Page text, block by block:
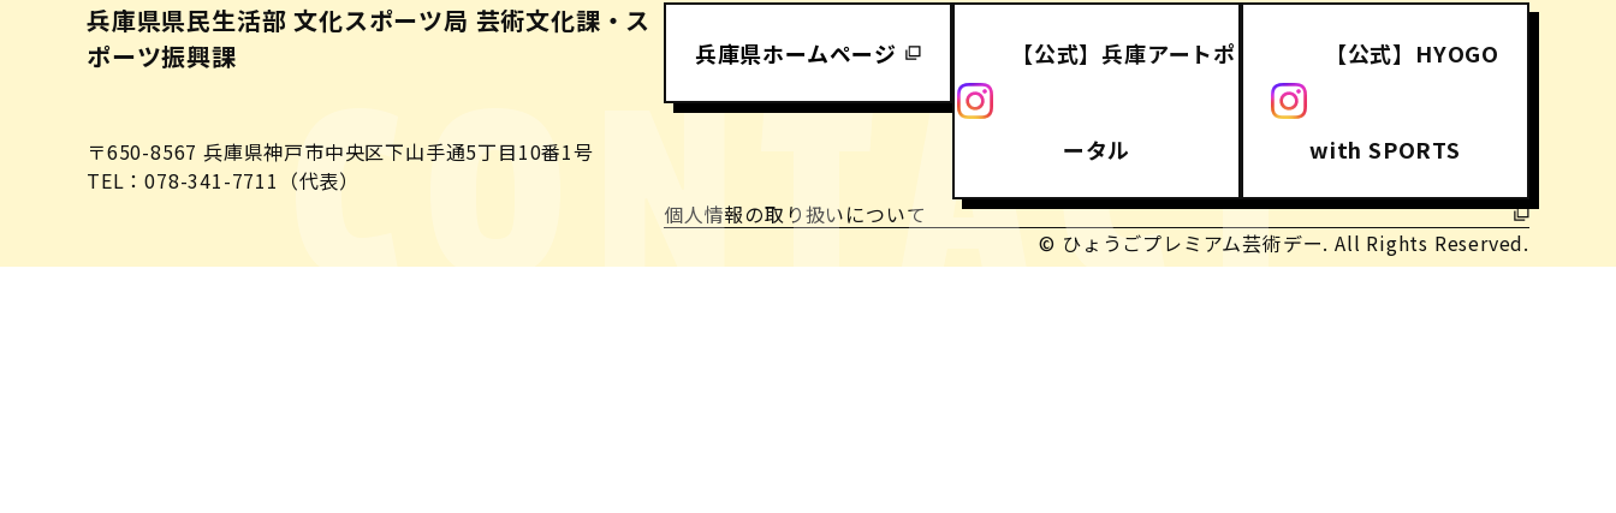
兵庫県県民生活部 文化スポーツ局 芸術文化課・ス
ポーツ振興課
〒650-8567 兵庫県神戸市中央区下山手通5丁目10番1号
TEL：078-341-7711（代表）
兵庫県ホームページ 【公式】兵庫アートポ
ータル
【公式】HYOGO
with SPORTS
個人情報の取り扱いについて
© ひょうごプレミアム芸術デー. All Rights Reserved.
CONTACT